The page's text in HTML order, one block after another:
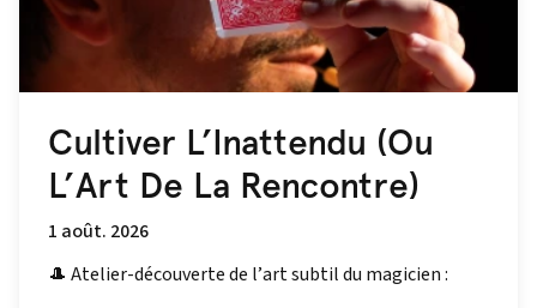
Cultiver L’Inattendu (Ou
L’Art De La Rencontre)
1 août. 2026
🎩 Atelier-découverte de l’art subtil du magicien :